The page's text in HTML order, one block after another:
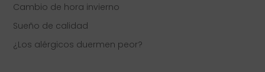
Cambio de hora invierno
Sueño de calidad
¿Los alérgicos duermen peor?